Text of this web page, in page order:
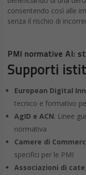
consentendo così alle
senza il rischio di
PMI normative AI:
Supporti
European Digital
tecnico e formativo
AgID e ACN: Linee
normativa
Camere di
specifici per le PMI
Associazioni di